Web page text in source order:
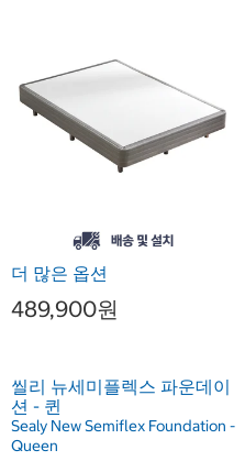
더 많은 옵션
489,900원
씰리 뉴세미플렉스 파운데이
션 - 퀸
Sealy New Semiflex Foundation -
Queen